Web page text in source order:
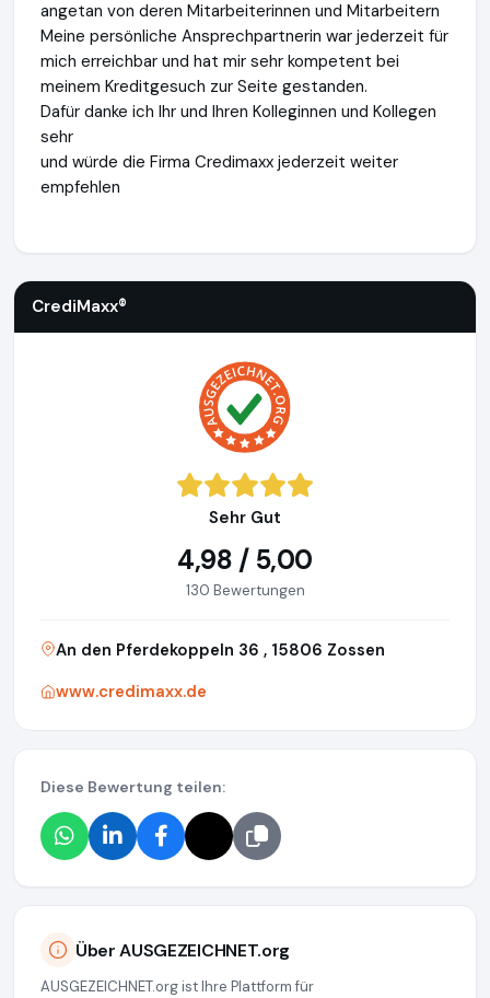
angetan von deren Mitarbeiterinnen und Mitarbeitern
Meine persönliche Ansprechpartnerin war jederzeit für
mich erreichbar und hat mir sehr kompetent bei
meinem Kreditgesuch zur Seite gestanden.
Dafür danke ich Ihr und Ihren Kolleginnen und Kollegen
sehr
und würde die Firma Credimaxx jederzeit weiter
empfehlen
CrediMaxx®
Sehr Gut
4,98 / 5,00
130 Bewertungen
An den Pferdekoppeln 36 , 15806 Zossen
www.credimaxx.de
Diese Bewertung teilen:
Über AUSGEZEICHNET.org
AUSGEZEICHNET.org ist Ihre Plattform für